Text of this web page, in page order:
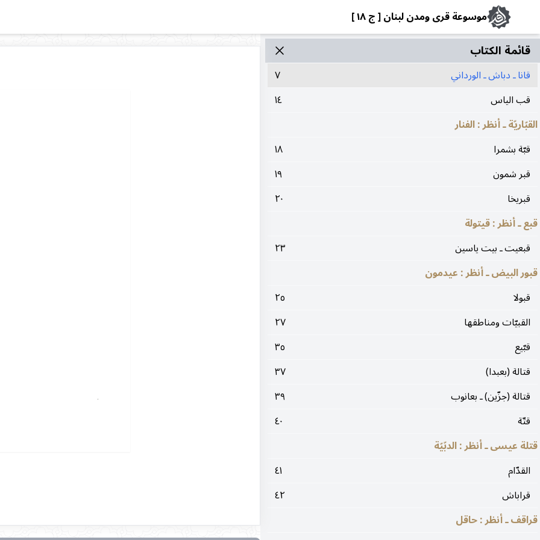
موسوعة قرى ومدن لبنان [ ج ١٨ ]
قائمة الکتاب
قانا ـ دباش ـ الورداني
٧
قب الياس
١٤
القبّاريّة ـ أنظر : الفنار
قبّة بشمرا
١٨
قبر شمون
١٩
قبريخا
٢٠
قبع ـ أنظر : قيتولة
قبعيت ـ بيت ياسين
٢٣
قبور البيض ـ أنظر : عيدمون
قبولا
٢٥
القبيّات ومناطقها
٢٧
قبّيع
٣٥
قتالة (بعبدا)
٣٧
قتالة (جزّين) ـ بعانوب
٣٩
قتّة
٤٠
قتلة عيسى ـ أنظر : الدبّيّة
القدّام
٤١
قراباش
٤٢
قراقف ـ أنظر : حاقل
البحث